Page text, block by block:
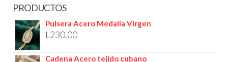
PRODUCTOS
Pulsera Acero Medalla Virgen
L 230.00
Cadena Acero tejido cubano